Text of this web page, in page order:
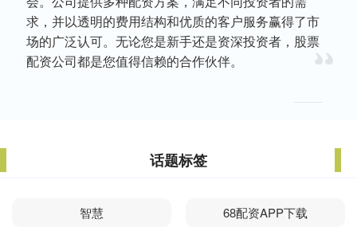
求，并以透明的费用结构和优质的客户服务赢得了市
场的广泛认可。无论您是新手还是资深投资者，股票
配资公司都是您值得信赖的合作伙伴。
话题标签
智慧 68配资APP下载